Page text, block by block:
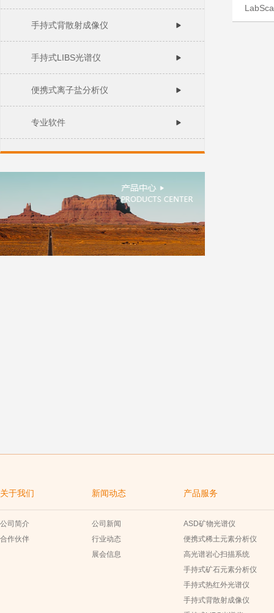
手持式背散射成像仪
手持式LIBS光谱仪
便携式离子盐分析仪
专业软件
关于我们
公司简介
合作伙伴
新闻动态
公司新闻
行业动态
展会信息
产品服务
ASD矿物光谱仪
便携式稀土元素分析仪
高光谱岩心扫描系统
手持式矿石元素分析仪
手持式热红外光谱仪
手持式背散射成像仪